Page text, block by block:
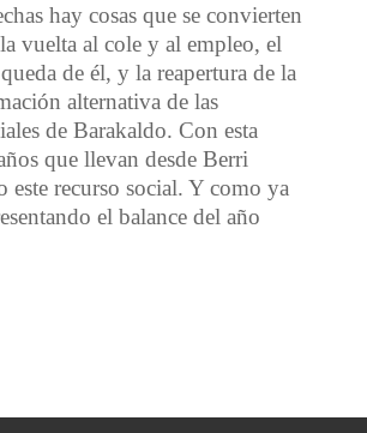
hay cosas que se convierten
vuelta al cole y al empleo, el
de él, y la reapertura de la
alternativa de las
de Barakaldo. Con esta
que llevan desde Berri
este recurso social. Y como ya
el balance del año